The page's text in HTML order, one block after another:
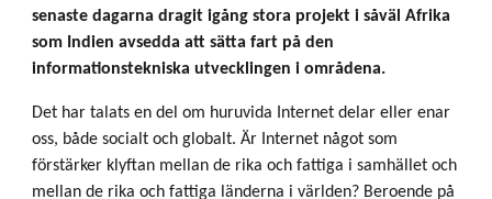
senaste dagarna dragit igång stora projekt i såväl Afrika
som Indien avsedda att sätta fart på den
informationstekniska utvecklingen i områdena.
Det har talats en del om huruvida Internet delar eller enar
oss, både socialt och globalt. Är Internet något som
förstärker klyftan mellan de rika och fattiga i samhället och
mellan de rika och fattiga länderna i världen? Beroende på